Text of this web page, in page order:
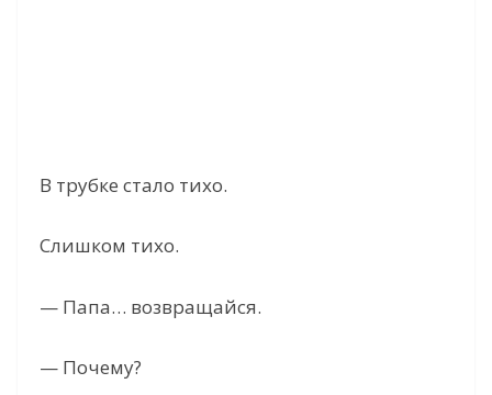
В трубке стало тихо.
Слишком тихо.
— Папа… возвращайся.
— Почему?